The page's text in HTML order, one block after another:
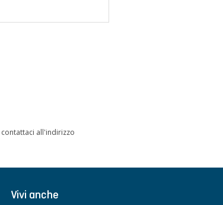
contattaci all'indirizzo
Vivi anche